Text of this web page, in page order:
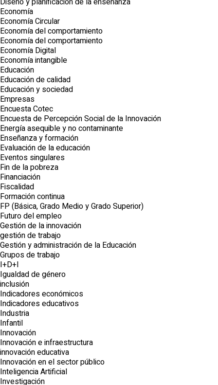
Economía
Economía Circular
Economía del comportamiento
Economía del comportamiento
Economía Digital
Economía intangible
Educación
Educación de calidad
Educación y sociedad
Empresas
Encuesta Cotec
Encuesta de Percepción Social de la Innovación
Energía asequible y no contaminante
Enseñanza y formación
Evaluación de la educación
Eventos singulares
Fin de la pobreza
Financiación
Fiscalidad
Formación continua
FP (Básica, Grado Medio y Grado Superior)
Futuro del empleo
Gestión de la innovación
gestión de trabajo
Gestión y administración de la Educación
Grupos de trabajo
I+D+I
Igualdad de género
inclusión
Indicadores económicos
Indicadores educativos
Industria
Infantil
Innovación
Innovación e infraestructura
innovación educativa
Innovación en el sector público
Inteligencia Artificial
Investigación